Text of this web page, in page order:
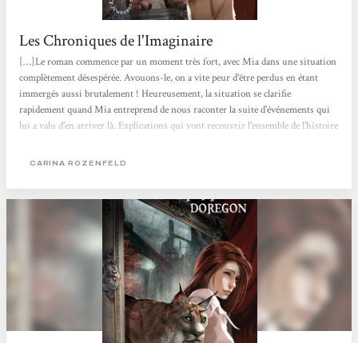
Les Chroniques de l'Imaginaire
[…]Le roman commence par un moment très fort, avec Mia dans une situation
complètement désespérée. Avouons-le, on a vite peur d'être perdus en étant
immergés aussi brutalement ! Heureusement, la situation se clarifie
rapidement quand Mia entreprend de nous raconter la suite d'événements qui
lui a valu d'en arriver là. Explications qui vont recouvrir l'ensemble de l'histoire
atmosphère qui s'assombrit à mesure, pour se conclure là où le livre avait
CARINA ROZENFELD